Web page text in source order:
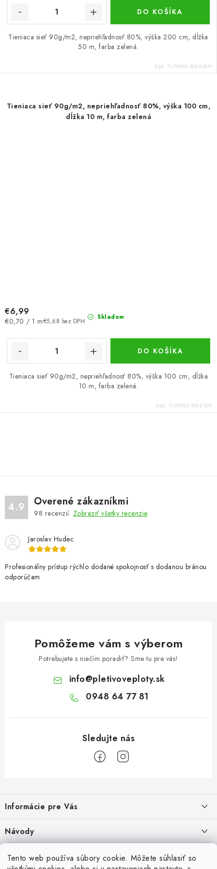
Tento web používa súbory cookie. Môžete súhlasiť so
DO KOŠÍKA
Tieniaca sieť 90g/m2, nepriehľadnosť 80%, výška 200 cm, dĺžka
50 m, farba zelená.
Kód: TUP090G-200-Z-50M
Tieniaca sieť 90g/m2, nepriehľadnosť 80%, výška 100 cm,
dĺžka 10 m, farba zelená
Skladom
€5,68 bez DPH
€6,99
Jednotková
€0,70 / 1 m
DO KOŠÍKA
Tieniaca sieť 90g/m2, nepriehľadnosť 80%, výška 100 cm, dĺžka
10 m, farba zelená.
Kód: TUP090G-100-Z-10M
á
d
a
c
e
r
v
4.9 Overené zákazníkmi
98 recenzií. Zobraziť všetky recenzie
Jaroslav Hudec
Profesionálny prístup rýchlo dodané spokojnosť s dodanou bránou
odporúčam
Pomôžeme vám s výberom
Potrebujete s niečím poradiť? Sme tu pre vás!
info@pletivoveploty.sk
0948 64 77 81
p
ä
t
Informácie pre Vás
Návody
10.9.2024
Overené zákazníkmi